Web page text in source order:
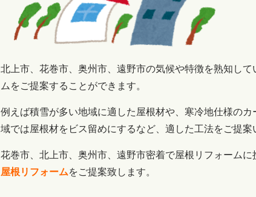
北上市、花巻市、奥州市、遠野市の気候や特徴を熟知し
ムをご提案することができます。
例えば積雪が多い地域に適した屋根材や、寒冷地仕様の
域では屋根材をビス留めにするなど、適した工法をご提案
花巻市、北上市、奥州市、遠野市密着で屋根リフォームに
屋根リフォームをご提案致します。